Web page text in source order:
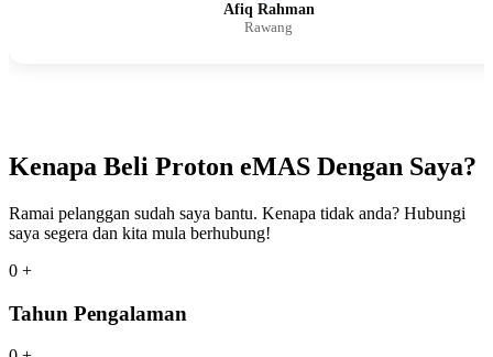
Afiq Rahman
Rawang
Kenapa Beli Proton eMAS Dengan Saya?
Ramai pelanggan sudah saya bantu. Kenapa tidak anda? Hubungi
saya segera dan kita mula berhubung!
0 +
Tahun Pengalaman